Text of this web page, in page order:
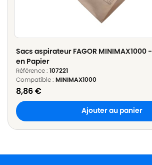
Sacs aspirateur FAGOR MINIMAX1000
en Papier
Référence : 107221
Compatible : MINIMAX1000
8,86€
Ajouter au panier